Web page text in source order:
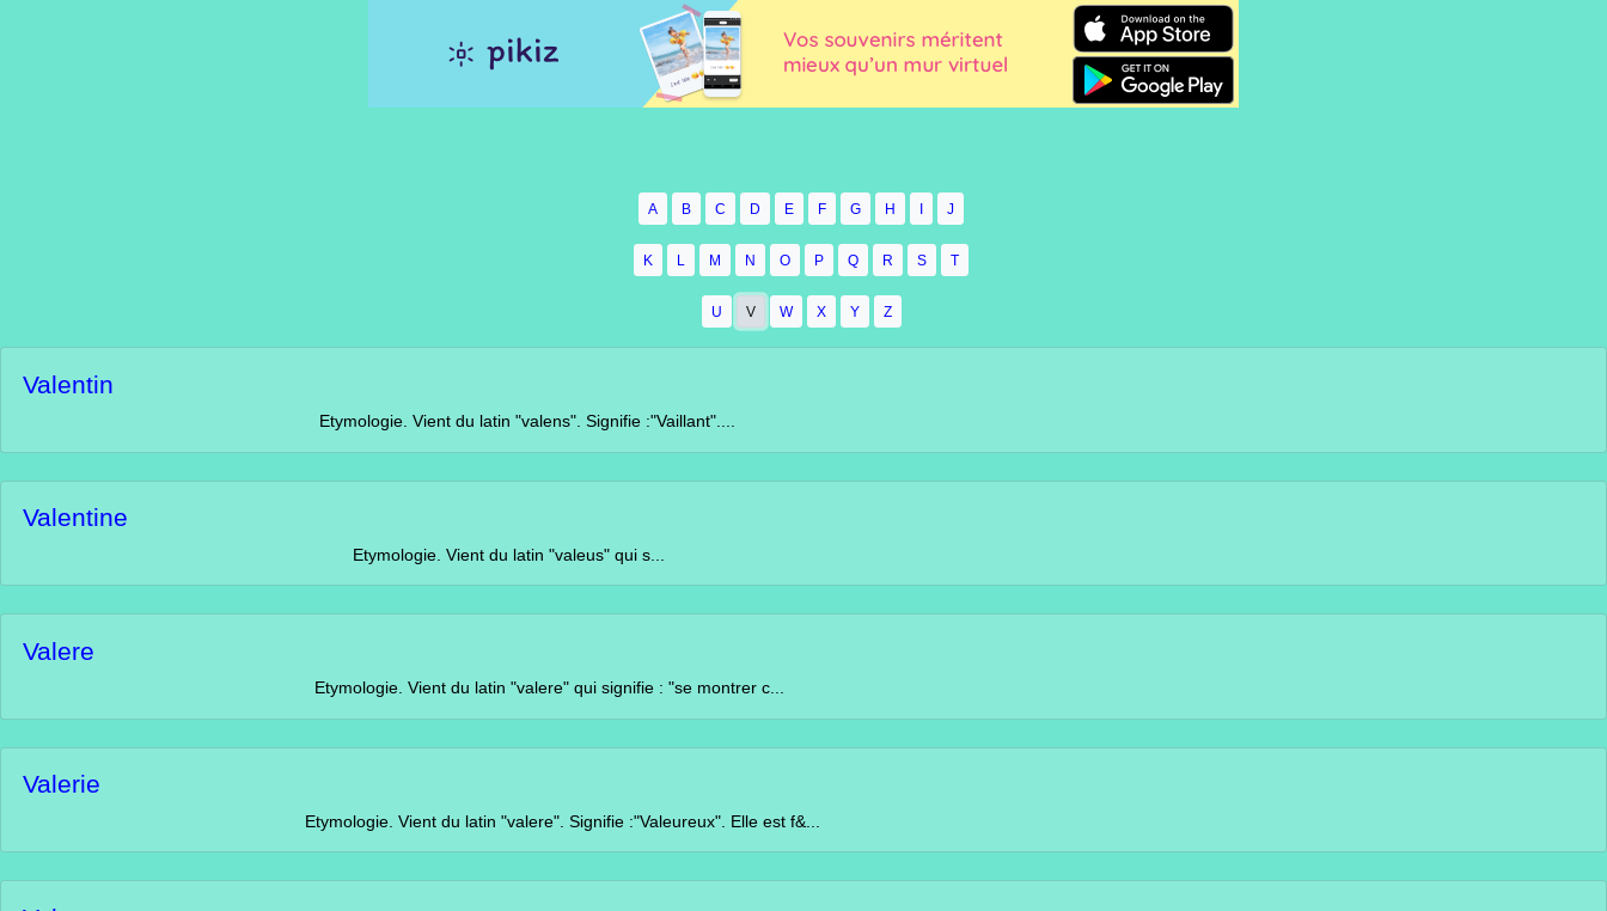
A B C D E F G H I J
K L M N O P Q R S T
U V W X Y Z
Valentin
Etymologie. Vient du latin "valens". Signifie :"Vaillant"....
Valentine
Etymologie. Vient du latin "valeus" qui s...
Valere
Etymologie. Vient du latin "valere" qui signifie : "se montrer c...
Valerie
Etymologie. Vient du latin "valere". Signifie :"Valeureux". Elle est f&...